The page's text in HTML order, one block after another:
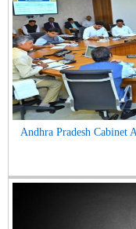
Andhra Pradesh Cabinet